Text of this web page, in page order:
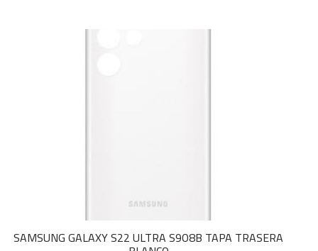
SAMSUNG GALAXY S22 ULTRA S9O8B TAPA TRASERA